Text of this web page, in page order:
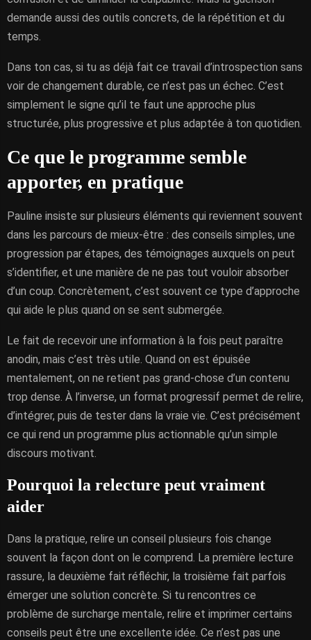
demande aussi des outils concrets, de la répétition et du
temps.
Dans ton cas, si tu as déjà fait ce travail d’introspection sans
voir de changement durable, ce n’est pas un échec. C’est
simplement le signe qu’il te faut une approche plus
structurée, plus progressive et plus adaptée à ton quotidien.
Ce que le programme semble
apporter, en pratique
Pauline insiste sur plusieurs éléments qui reviennent souvent
dans les parcours de mieux-être : des conseils simples, une
progression par étapes, des témoignages auxquels on peut
s’identifier, et une manière de ne pas tout vouloir absorber
d’un coup. Concrètement, c’est souvent ce type d’approche
qui aide le plus quand on se sent submergée.
Le fait de recevoir une information à la fois peut paraître
anodin, mais c’est très utile. Quand on est épuisée
mentalement, on ne retient pas grand-chose d’un contenu
trop dense. À l’inverse, un format progressif permet de relire,
d’intégrer, puis de tester dans la vraie vie. C’est précisément
ce qui rend un programme plus actionnable qu’un simple
discours motivant.
Pourquoi la relecture peut vraiment
aider
Dans la pratique, relire un conseil plusieurs fois change
souvent la façon dont on le comprend. La première lecture
rassure, la deuxième fait réfléchir, la troisième fait parfois
émerger une solution concrète. Si tu rencontres ce
problème de surcharge mentale, relire et imprimer certains
conseils peut être une excellente idée. Ce n’est pas une